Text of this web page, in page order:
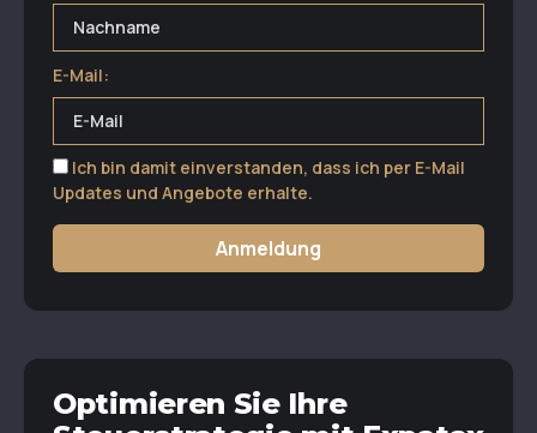
E-Mail:
Ich bin damit einverstanden, dass ich per E-Mail
Updates und Angebote erhalte.
Anmeldung
Optimieren Sie Ihre